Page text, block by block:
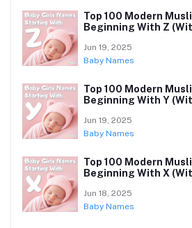
Top 100 Modern
Beginning With Z
Jun 19, 2025
Baby Names
Top 100 Modern
Beginning With Y
Jun 19, 2025
Baby Names
Top 100 Modern
Beginning With X
Jun 18, 2025
Baby Names